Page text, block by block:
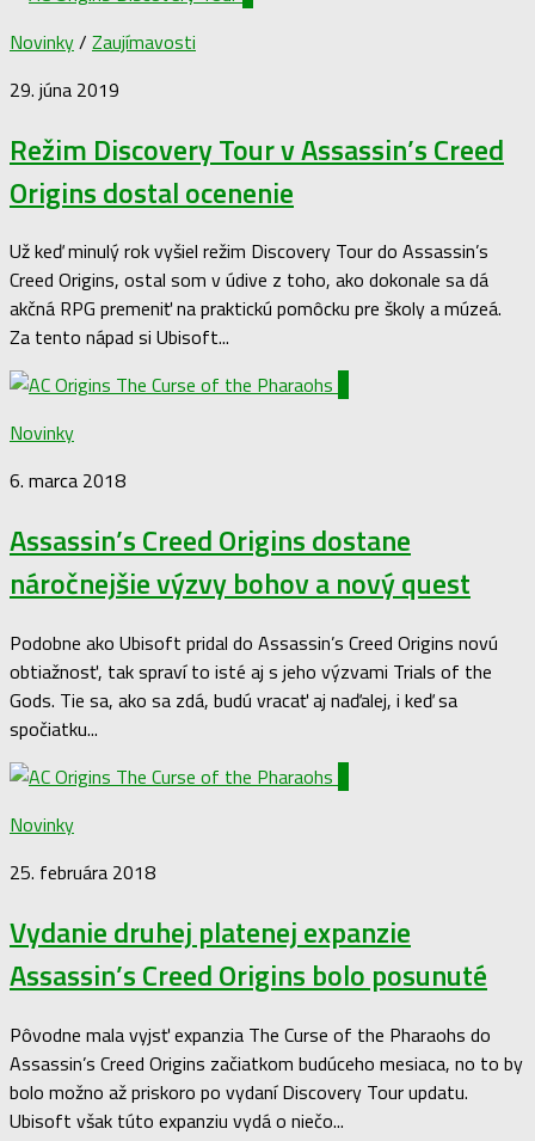
Novinky/ Zaujímavosti
29. júna 2019
Režim Discovery Tour v Assassin’s Creed
Origins dostal ocenenie
Už keď minulý rok vyšiel režim Discovery Tour do Assassin’s
Creed Origins, ostal som v údive z toho, ako dokonale sa dá
akčná RPG premeniť na praktickú pomôcku pre školy a múzeá.
Za tento nápad si Ubisoft...
Novinky
6. marca 2018
Assassin’s Creed Origins dostane
náročnejšie výzvy bohov a nový quest
Podobne ako Ubisoft pridal do Assassin’s Creed Origins novú
obtiažnosť, tak spraví to isté aj s jeho výzvami Trials of the
Gods. Tie sa, ako sa zdá, budú vracať aj naďalej, i keď sa
spočiatku...
Novinky
25. februára 2018
Vydanie druhej platenej expanzie
Assassin’s Creed Origins bolo posunuté
Pôvodne mala vyjsť expanzia The Curse of the Pharaohs do
Assassin’s Creed Origins začiatkom budúceho mesiaca, no to by
bolo možno až priskoro po vydaní Discovery Tour updatu.
Ubisoft však túto expanziu vydá o niečo...